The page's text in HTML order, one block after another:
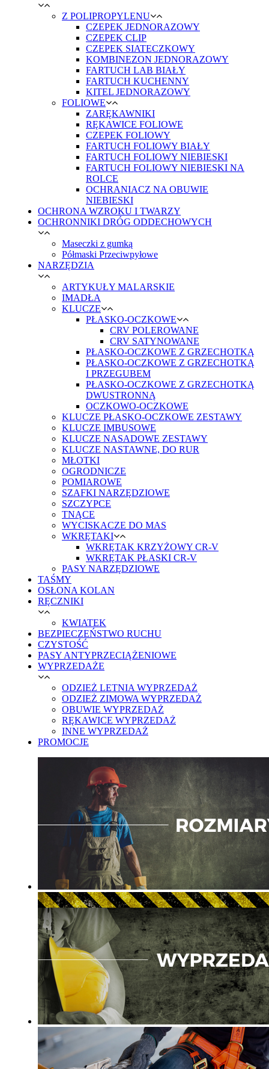
Z POLIPROPYLENU
CZEPEK JEDNORAZOWY
CZEPEK CLIP
CZEPEK SIATECZKOWY
KOMBINEZON JEDNORAZOWY
FARTUCH LAB BIAŁY
FARTUCH KUCHENNY
KITEL JEDNORAZOWY
FOLIOWE
ZARĘKAWNIKI
RĘKAWICE FOLIOWE
CZEPEK FOLIOWY
FARTUCH FOLIOWY BIAŁY
FARTUCH FOLIOWY NIEBIESKI
FARTUCH FOLIOWY NIEBIESKI NA
ROLCE
OCHRANIACZ NA OBUWIE
NIEBIESKI
OCHRONA WZROKU I TWARZY
OCHRONNIKI DRÓG ODDECHOWYCH
Maseczki z gumką
Półmaski Przeciwpyłowe
NARZĘDZIA
ARTYKUŁY MALARSKIE
IMADŁA
KLUCZE
PŁASKO-OCZKOWE
CRV POLEROWANE
CRV SATYNOWANE
PŁASKO-OCZKOWE Z GRZECHOTKĄ
PŁASKO-OCZKOWE Z GRZECHOTKĄ
I PRZEGUBEM
PŁASKO-OCZKOWE Z GRZECHOTKĄ
DWUSTRONNĄ
OCZKOWO-OCZKOWE
KLUCZE PŁASKO-OCZKOWE ZESTAWY
KLUCZE IMBUSOWE
KLUCZE NASADOWE ZESTAWY
KLUCZE NASTAWNE, DO RUR
MŁOTKI
OGRODNICZE
POMIAROWE
SZAFKI NARZĘDZIOWE
SZCZYPCE
TNĄCE
WYCISKACZE DO MAS
WKRĘTAKI
WKRĘTAK KRZYŻOWY CR-V
WKRĘTAK PŁASKI CR-V
PASY NARZĘDZIOWE
TAŚMY
OSŁONA KOLAN
RĘCZNIKI
KWIATEK
BEZPIECZEŃSTWO RUCHU
CZYSTOŚĆ
PASY ANTYPRZECIĄŻENIOWE
WYPRZEDAŻE
ODZIEŻ LETNIA WYPRZEDAŻ
ODZIEŻ ZIMOWA WYPRZEDAŻ
OBUWIE WYPRZEDAŻ
RĘKAWICE WYPRZEDAŻ
INNE WYPRZEDAŻ
PROMOCJE